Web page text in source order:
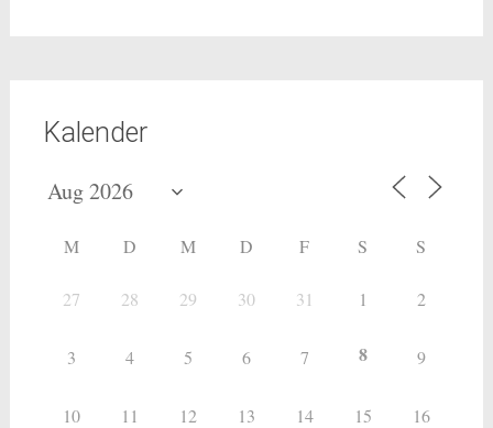
Kalender
M D M D F S S
27 28 29 30 31 1 2
3 4 5 6 7 8 9
10 11 12 13 14 15 16